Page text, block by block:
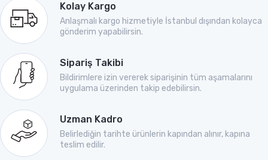
Kolay Kargo
Anlaşmalı kargo hizmetiyle İstanbul dışından kolayca
gönderim yapabilirsin.
Sipariş Takibi
Bildirimlere izin vererek siparişinin tüm aşamalarını
uygulama üzerinden takip edebilirsin.
Uzman Kadro
Belirlediğin tarihte ürünlerin kapından alınır, kapına
teslim edilir.